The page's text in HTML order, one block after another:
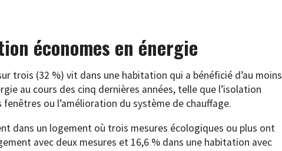
économes en énergie
trois (32 %) vit dans une habitation qui a bénéficié d’au moins
au cours des cinq dernières années, telle que l’isolation
ou l’amélioration du système de chauffage.
dans un logement où trois mesures écologiques ou plus ont
avec deux mesures et 16,6 % dans une habitation avec